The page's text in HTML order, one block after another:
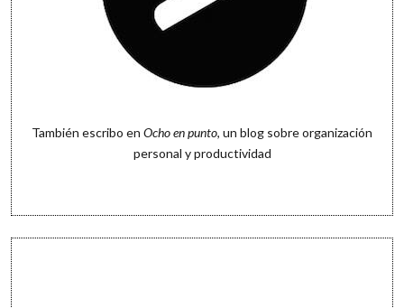
También escribo en Ocho en punto, un blog sobre organización
personal y productividad